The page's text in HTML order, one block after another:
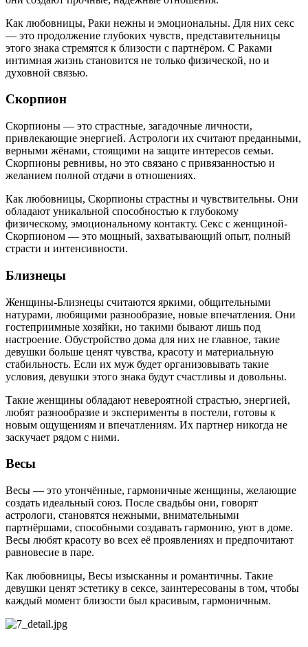
Как любовницы, Раки нежны и эмоциональны. Для них секс
— это продолжение глубоких чувств, представительницы
этого знака стремятся к близости с партнёром. С Раками
интимная жизнь становится не только физической, но и
духовной связью.
Скорпион
Скорпионы — это страстные, загадочные личности,
привлекающие энергией. Астрологи их считают преданными,
верными жёнами, стоящими на защите интересов семьи.
Скорпионы ревнивы, но это связано с привязанностью и
желанием полной отдачи в отношениях.
Как любовницы, Скорпионы страстны и чувствительны. Они
обладают уникальной способностью к глубокому
физическому, эмоциональному контакту. Секс с женщиной-
Скорпионом — это мощный, захватывающий опыт, полный
страсти и интенсивности.
Близнецы
Женщины-Близнецы считаются яркими, общительными
натурами, любящими разнообразие, новые впечатления. Они
гостеприимные хозяйки, но такими бывают лишь под
настроение. Обустройство дома для них не главное, такие
девушки больше ценят чувства, красоту и материальную
стабильность. Если их муж будет организовывать такие
условия, девушки этого знака будут счастливы и довольны.
Такие женщины обладают невероятной страстью, энергией,
любят разнообразие и эксперименты в постели, готовы к
новым ощущениям и впечатлениям. Их партнер никогда не
заскучает рядом с ними.
Весы
Весы — это утончённые, гармоничные женщины, желающие
создать идеальный союз. После свадьбы они, говорят
астрологи, становятся нежными, внимательными
партнёршами, способными создавать гармонию, уют в доме.
Весы любят красоту во всех её проявлениях и предпочитают
равновесие в паре.
Как любовницы, Весы изысканны и романтичны. Такие
девушки ценят эстетику в сексе, заинтересованы в том, чтобы
каждый момент близости был красивым, гармоничным.